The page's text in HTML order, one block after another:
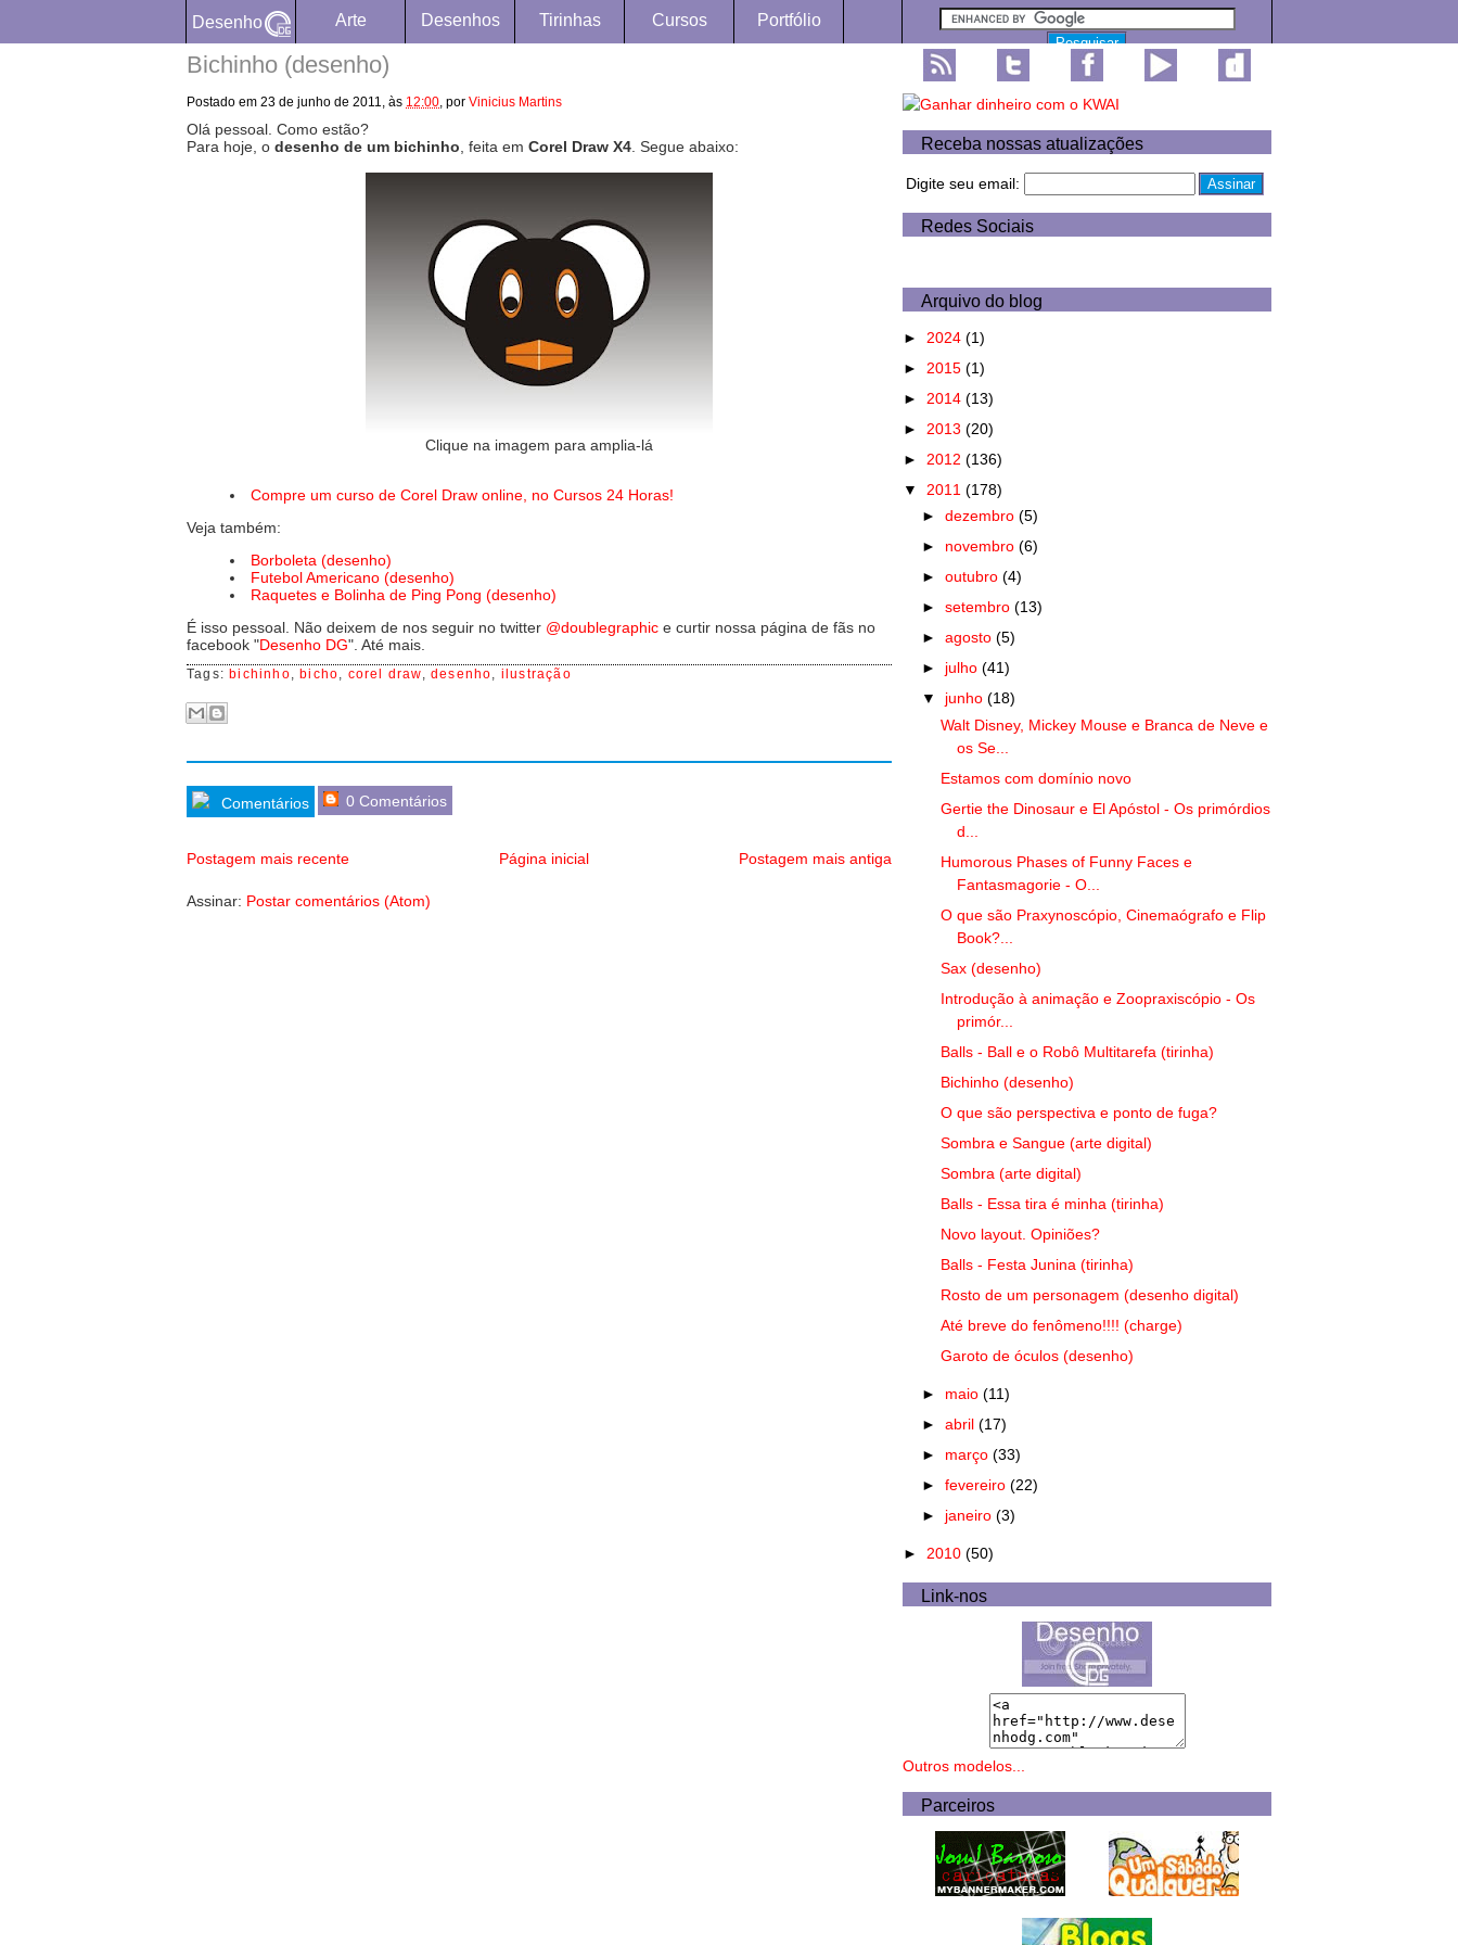
Desenho Arte Desenhos Tirinhas Cursos Portfólio
Bichinho (desenho)
Postado em 23 de junho de 2011, às 12:00, por Vinicius Martins
Olá pessoal. Como estão?
Para hoje, o desenho de um bichinho , feita em Corel Draw X4 . Segue abaixo:
Clique na imagem para amplia-lá
Compre um curso de Corel Draw online, no Cursos 24 Horas!
Veja também:
Borboleta (desenho)
Futebol Americano (desenho)
Raquetes e Bolinha de Ping Pong (desenho)
É isso pessoal. Não deixem de nos seguir no twitter @doublegraphic e curtir nossa página de fãs no
facebook "Desenho DG". Até mais.
Tags: bichinho, bicho, corel draw,desenho, ilustração
Comentários 0 Comentários
Postagem mais recente Postagem mais antiga
Página inicial
Assinar: Postar comentários (Atom)
Receba nossas atualizações
Digite seu email:
Redes Sociais
Arquivo do blog
► 2024 (1)
► 2015 (1)
► 2014 (13)
► 2013 (20)
► 2012 (136)
▼ 2011 (178)
► dezembro (5)
► novembro (6)
► outubro (4)
► setembro (13)
► agosto (5)
► julho (41)
▼ junho (18)
Walt Disney, Mickey Mouse e Branca de Neve e
os Se...
Estamos com domínio novo
Gertie the Dinosaur e El Apóstol - Os primórdios
d...
Humorous Phases of Funny Faces e
Fantasmagorie - O...
O que são Praxynoscópio, Cinemaógrafo e Flip
Book?...
Sax (desenho)
Introdução à animação e Zoopraxiscópio - Os
primór...
Balls - Ball e o Robô Multitarefa (tirinha)
Bichinho (desenho)
O que são perspectiva e ponto de fuga?
Sombra e Sangue (arte digital)
Sombra (arte digital)
Balls - Essa tira é minha (tirinha)
Novo layout. Opiniões?
Balls - Festa Junina (tirinha)
Rosto de um personagem (desenho digital)
Até breve do fenômeno!!!! (charge)
Garoto de óculos (desenho)
► maio (11)
► abril (17)
► março (33)
► fevereiro (22)
► janeiro (3)
► 2010 (50)
Link-nos
Outros modelos...
Parceiros